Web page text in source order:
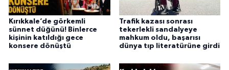
Kırıkkale’de görkemli
sünnet düğünü! Binlerce
kişinin katıldığı gece
konsere dönüştü
Trafik kazası sonrası
tekerlekli sandalyeye
mahkum oldu, başarısı
dünya tıp literatürüne girdi